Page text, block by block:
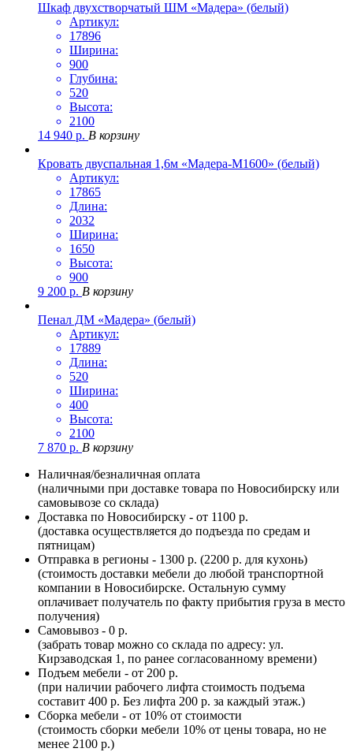
Шкаф двухстворчатый ШМ «Мадера» (белый)
Артикул:
17896
Ширина:
900
Глубина:
520
Высота:
2100
14 940 р. В корзину
Кровать двуспальная 1,6м «Мадера-М1600» (белый)
Артикул:
17865
Длина:
2032
Ширина:
1650
Высота:
900
9 200 р. В корзину
Пенал ДМ «Мадера» (белый)
Артикул:
17889
Длина:
520
Ширина:
400
Высота:
2100
7 870 р. В корзину
Наличная/безналичная оплата
(наличными при доставке товара по Новосибирску или
самовывозе со склада)
Доставка по Новосибирску - от 1100 р.
(доставка осуществляется до подъезда по средам и
пятницам)
Отправка в регионы - 1300 р. (2200 р. для кухонь)
(стоимость доставки мебели до любой транспортной
компании в Новосибирске. Остальную сумму
оплачивает получатель по факту прибытия груза в место
получения)
Самовывоз - 0 р.
(забрать товар можно со склада по адресу: ул.
Кирзаводская 1, по ранее согласованному времени)
Подъем мебели - от 200 р.
(при наличии рабочего лифта стоимость подъема
составит 400 р. Без лифта 200 р. за каждый этаж.)
Сборка мебели - от 10% от стоимости
(стоимость сборки мебели 10% от цены товара, но не
менее 2100 р.)